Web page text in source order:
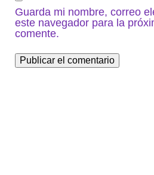
Guarda mi nombre, correo
este navegador para la
comente.